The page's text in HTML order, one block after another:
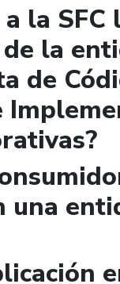
la SFC
la
de
una